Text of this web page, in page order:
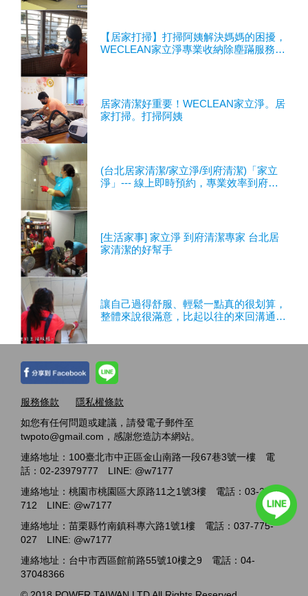
【居家打掃】打掃阿姨解決媽媽的困擾，
WECLEAN家立淨專業收納除塵蹣服務棒
居家清潔好重要！WECLEAN家立淨。居
家打掃。打掃阿姨
(台北居家清潔/家立淨/到府清潔)「家立
淨」--- 線上即時預約，專業效率到府服
[生活家事] 家立淨 到府清潔專家 台北居
家清潔的好幫手
讓自己過得舒服、輕鬆一點真的很划算，
整體來說很滿意，比起以往的來回溝通、
服務條款
隱私權條款
如您有任何問題或建議，請發電子郵件至
twpoto@gmail.com，感謝您造訪本網站。
連絡地址：100臺北市中正區金山南路一段67巷3號一樓 電
話：02-23979777 LINE: @w7177
連絡地址：桃園市桃園區大原路11之1號3樓 電話：03-2717-
712 LINE: @w7177
連絡地址：苗栗縣竹南鎮科專六路1號1樓 電話：037-775-
027 LINE: @w7177
連絡地址：台中市西區館前路55號10樓之9 電話：04-
37048366